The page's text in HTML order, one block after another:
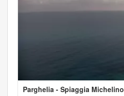
Parghelia - Spiaggia Michelino